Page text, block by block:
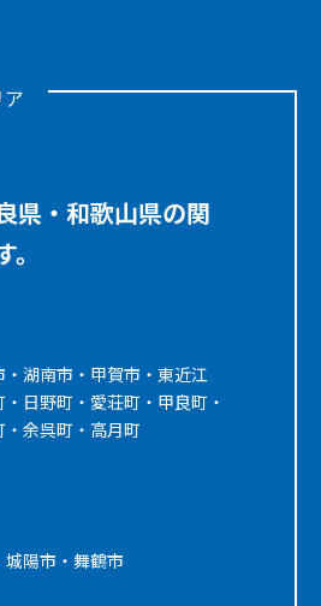
県・和歌山県の関
湖南市・甲賀市・東近江
日野町・愛荘町・甲良町・
余呉町・高月町
陽市・舞鶴市